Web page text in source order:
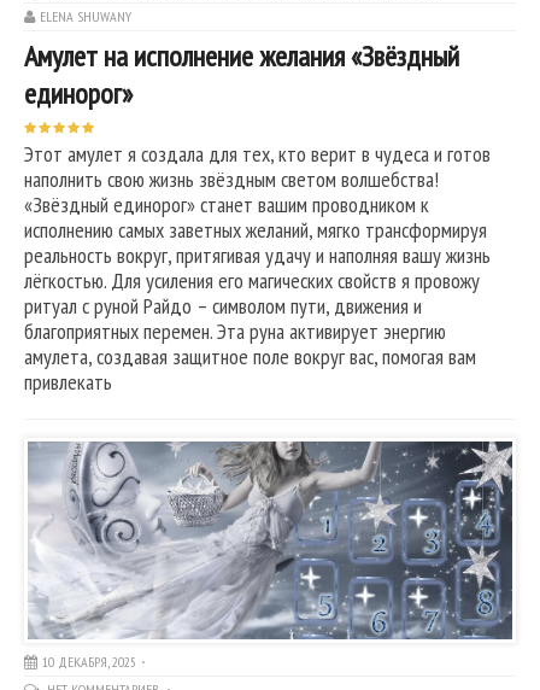
ELENA SHUWANY
Амулет на исполнение желания «Звёздный
единорог»
Этот амулет я создала для тех, кто верит в чудеса и готов
наполнить свою жизнь звёздным светом волшебства!
«Звёздный единорог» станет вашим проводником к
исполнению самых заветных желаний, мягко трансформируя
реальность вокруг, притягивая удачу и наполняя вашу жизнь
лёгкостью. Для усиления его магических свойств я провожу
ритуал с руной Райдо – символом пути, движения и
благоприятных перемен. Эта руна активирует энергию
амулета, создавая защитное поле вокруг вас, помогая вам
привлекать
10 ДЕКАБРЯ, 2025